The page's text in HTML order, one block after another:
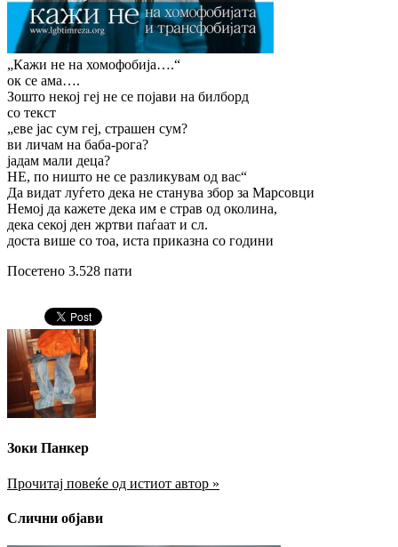
„Кажи не на хомофобија….“
ок се ама….
Зошто некој геј не се појави на билборд
со текст
„еве јас сум геј, страшен сум?
ви личам на баба-рога?
јадам мали деца?
НЕ, по ништо не се разликувам од вас“
Да видат луѓето дека не станува збор за Марсовци
Немој да кажете дека им е страв од околина,
дека секој ден жртви паѓаат и сл.
доста више со тоа, иста приказна со години
Посетено 3.528 пати
Зоки Панкер
Прочитај повеќе од истиот автор »
Слични објави